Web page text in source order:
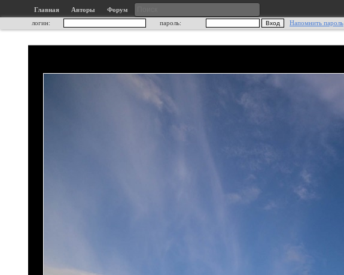
Главная Авторы
Форум
логин:
пароль: Напомнить пароль